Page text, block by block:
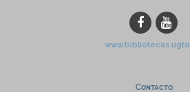
Contacto